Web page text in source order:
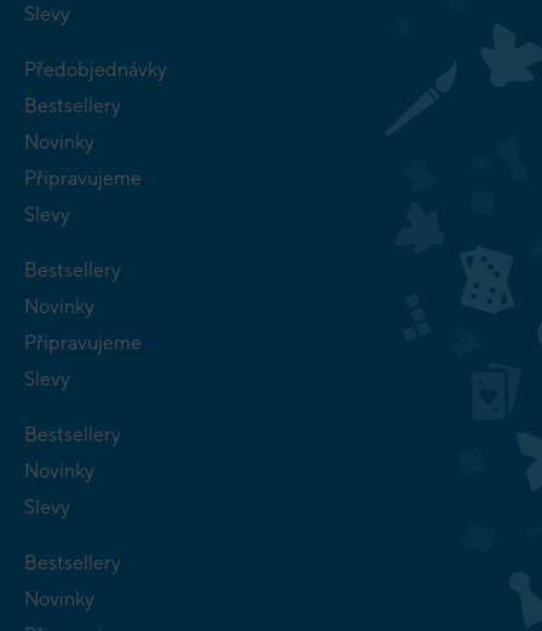
Slevy
Předobjednávky
Bestsellery
Novinky
Připravujeme
Slevy
Bestsellery
Novinky
Připravujeme
Slevy
Bestsellery
Novinky
Slevy
Bestsellery
Novinky